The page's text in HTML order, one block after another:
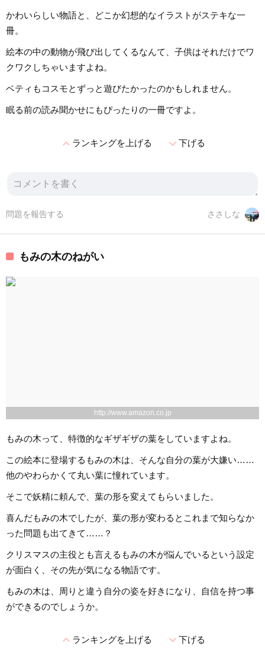
かわいらしい物語と、どこか幻想的なイラストがステキな一
冊。
絵本の中の動物が飛び出してくるなんて、子供はそれだけでワ
クワクしちゃいますよね。
ベティもコスモとずっと遊びたかったのかもしれません。
眠る前の読み聞かせにもぴったりの一冊ですよ。
expand_lessランキングを上げる expand_more下げる
ささしな
問題を報告する
もみの木のねがい
http://www.amazon.co.jp
もみの木って、特徴的なギザギザの葉をしていますよね。
この絵本に登場するもみの木は、そんな自分の葉が大嫌い……
他のやわらかくて丸い葉に憧れています。
そこで妖精に頼んで、葉の形を変えてもらいました。
喜んだもみの木でしたが、葉の形が変わるとこれまで知らなか
った問題も出てきて……？
クリスマスの主役とも言えるもみの木が悩んでいるという設定
が面白く、その先が気になる物語です。
もみの木は、周りと違う自分の姿を好きになり、自信を持つ事
ができるのでしょうか。
expand_lessランキングを上げる expand_more下げる